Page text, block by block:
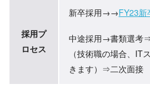
採用プ
ロセス
新卒採用→→FY23新
中途採用→書類選考
（技術職の場合、IT
きます）⇒二次面接